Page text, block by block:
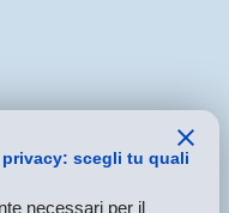
scegli tu quali
necessari per il